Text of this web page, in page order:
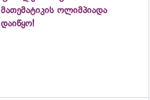
მათემატიკის ოლიმპიადა
დაიწყო!